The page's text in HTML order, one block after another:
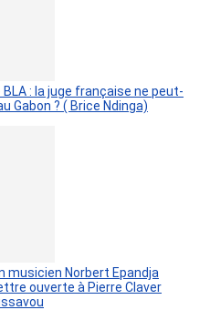
: la juge française ne peut-
Gabon ? ( Brice Ndinga)
musicien Norbert Epandja
ouverte à Pierre Claver